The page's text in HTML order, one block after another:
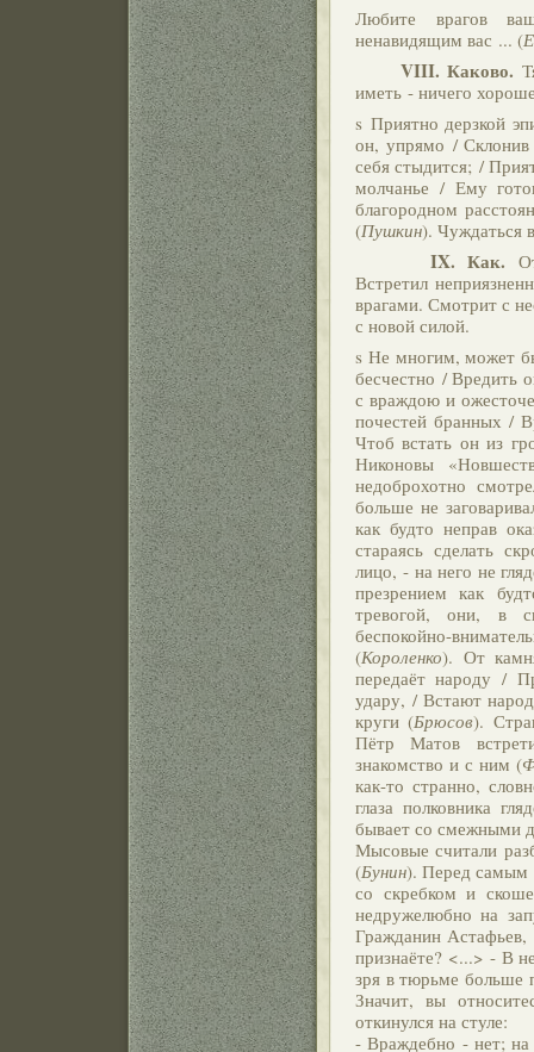
Любите врагов
ненавидящим вас ... (
VIII. Каково.
иметь - ничего
s Приятно дерзкой
он, упрямо / Склонив
себя стыдится; /
молчанье / Ему
благородном
(Пушкин). Чуждаться
IX. Как.
Встретил
врагами. Смотрит с
с новой силой.
s Не многим, может
бесчестно / Вредить
с враждою и
почестей бранных /
Чтоб встать он из
Никоновы
недоброхотно
больше не
как будто неправ
стараясь сделать
лицо, - на него не
презрением как
тревогой, они, в
беспокойно-
(Короленко). От
передаёт народу /
удару, / Встают
круги (Брюсов).
Пётр Матов
знакомство и с ним (
как-то странно,
глаза полковника
бывает со смежными
Мысовые считали
(Бунин). Перед самым
со скребком и
недружелюбно на
Гражданин Астафьев,
признаёте? <...> - В
зря в тюрьме больше
Значит, вы
откинулся на стуле:
- Враждебно - нет; на